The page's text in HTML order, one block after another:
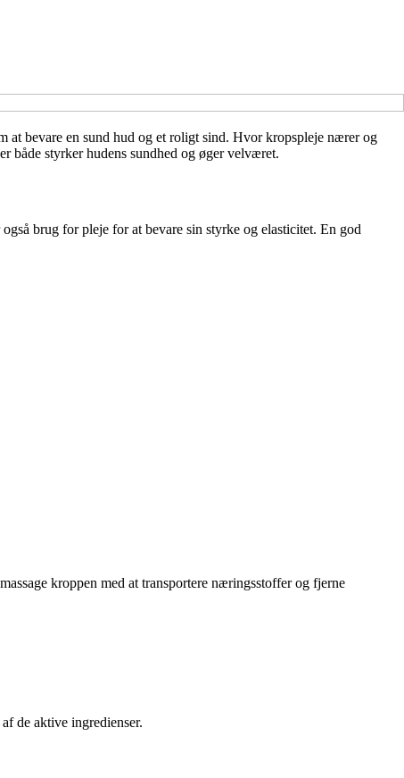
at bevare en sund hud og et roligt sind. Hvor kropspleje nærer og
både styrker hudens sundhed og øger velværet.
brug for pleje for at bevare sin styrke og elasticitet. En god
kroppen med at transportere næringsstoffer og fjerne
de aktive ingredienser.